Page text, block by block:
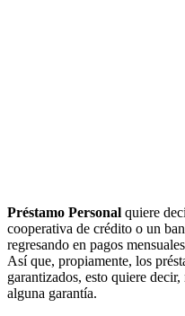
Préstamo Personal quiere
cooperativa de crédito o un
regresando en pagos
Así que, propiamente, los
garantizados, esto quiere
alguna garantía.